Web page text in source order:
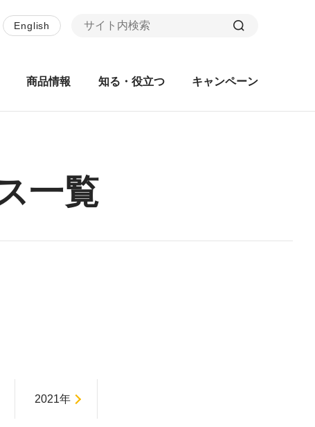
商品情報 知る・役立つ キャンペーン
English
一覧
2021年